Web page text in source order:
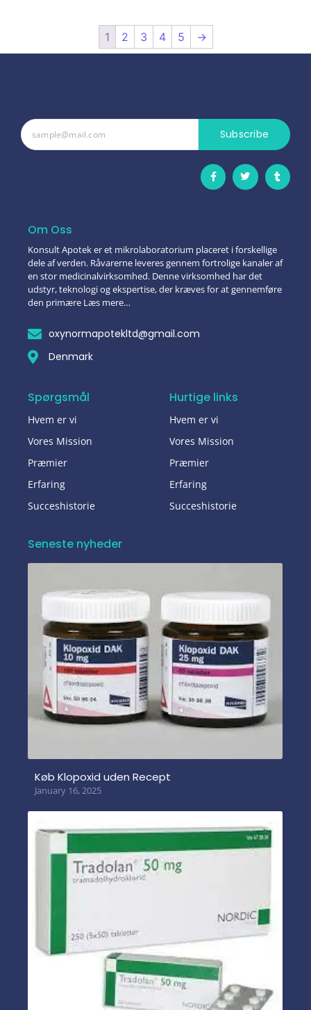
1 2 3 4 5 →
Subscribe
Om Oss
Konsult Apotek er et mikrolaboratorium placeret i forskellige
dele af verden. Råvarerne leveres gennem fortrolige kanaler af
en stor medicinalvirksomhed. Denne virksomhed har det
udstyr, teknologi og ekspertise, der kræves for at gennemføre
den primære Læs mere…
oxynormapotekltd@gmail.com
Denmark
Spørgsmål
Hvem er vi
Vores Mission
Præmier
Erfaring
Succeshistorie
Hurtige links
Hvem er vi
Vores Mission
Præmier
Erfaring
Succeshistorie
Seneste nyheder
Køb Klopoxid uden Recept
January 16, 2025